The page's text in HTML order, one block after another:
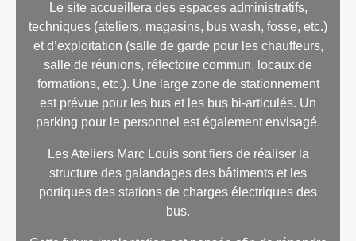
Le site accueillera des espaces administratifs,
techniques (ateliers, magasins, bus wash, fosse, etc.)
et d’exploitation (salle de garde pour les chauffeurs,
salle de réunions, réfectoire commun, locaux de
formations, etc.). Une large zone de stationnement
est prévue pour les bus et les bus bi-articulés. Un
parking pour le personnel est également envisagé.
Les Ateliers Marc Louis sont fiers de réaliser la
structure des galandages des bâtiments et les
portiques des stations de charges électriques des
bus.